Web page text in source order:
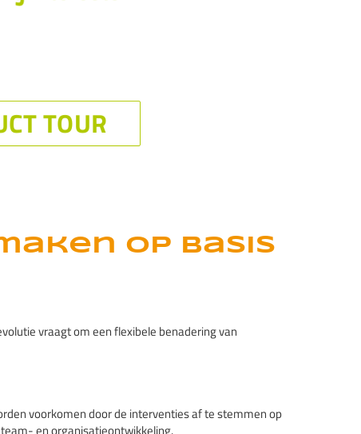
op basis
vraagt om een flexibele benadering van
voorkomen door de interventies af te stemmen op